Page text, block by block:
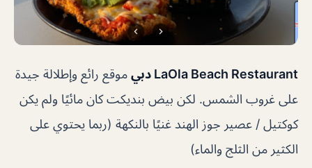
LaOla Beach Restaurant دبي
موقع رائع وإطلالة جيدة
على غروب الشمس. لكن بيض بنديكت كان مائيًا ولم يكن
كوكتيل / عصير جوز الهند غنيًا بالنكهة (ربما يحتوي على
الكثير من الثلج والماء)